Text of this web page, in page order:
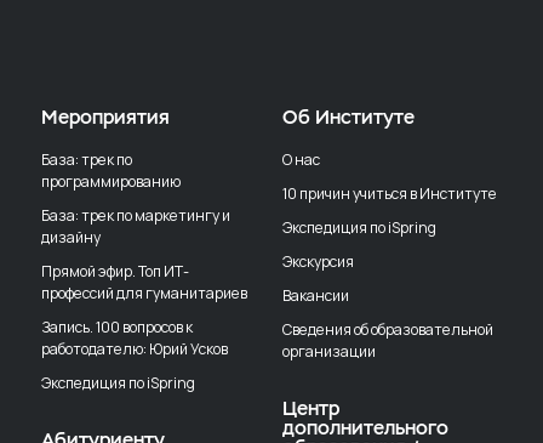
Мероприятия
База: трек по
программированию
База: трек по маркетингу и
дизайну
Прямой эфир. Топ ИТ-
профессий для гуманитариев
Запись. 100 вопросов к
работодателю: Юрий Усков
Экспедиция по iSpring
Об Институте
О нас
10 причин учиться в Институте
Экспедиция по iSpring
Экскурсия
Вакансии
Сведения об образовательной
организации
Центр
дополнительного